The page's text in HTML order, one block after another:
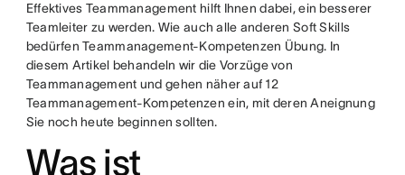
Effektives Teammanagement hilft Ihnen dabei, ein besserer
Teamleiter zu werden. Wie auch alle anderen Soft Skills
bedürfen Teammanagement-Kompetenzen Übung. In
diesem Artikel behandeln wir die Vorzüge von
Teammanagement und gehen näher auf 12
Teammanagement-Kompetenzen ein, mit deren Aneignung
Sie noch heute beginnen sollten.
Was ist